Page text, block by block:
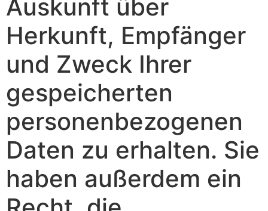
Auskunft über
Herkunft, Empfänger
und Zweck Ihrer
gespeicherten
personenbezogenen
Daten zu erhalten. Sie
haben außerdem ein